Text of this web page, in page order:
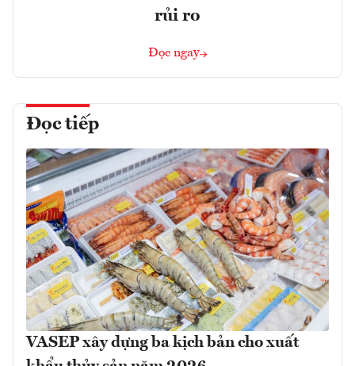
rủi ro
Đọc ngay
Đọc tiếp
VASEP xây dựng ba kịch bản cho xuất